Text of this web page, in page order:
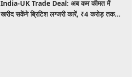
India-UK Trade Deal: अब कम कीमत में
खरीद सकेंगे ब्रिटिश लग्जरी कारें, ₹4 करोड़ तक